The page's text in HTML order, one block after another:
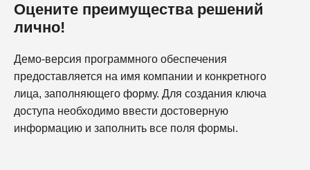
Оцените преимущества решений
лично!
Демо-версия программного обеспечения
предоставляется на имя компании и конкретного
лица, заполняющего форму. Для создания ключа
доступа необходимо ввести достоверную
информацию и заполнить все поля формы.